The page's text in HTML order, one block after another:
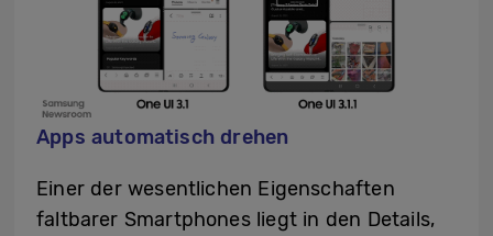
Apps automatisch drehen
Einer der wesentlichen Eigenschaften
faltbarer Smartphones liegt in den Details,